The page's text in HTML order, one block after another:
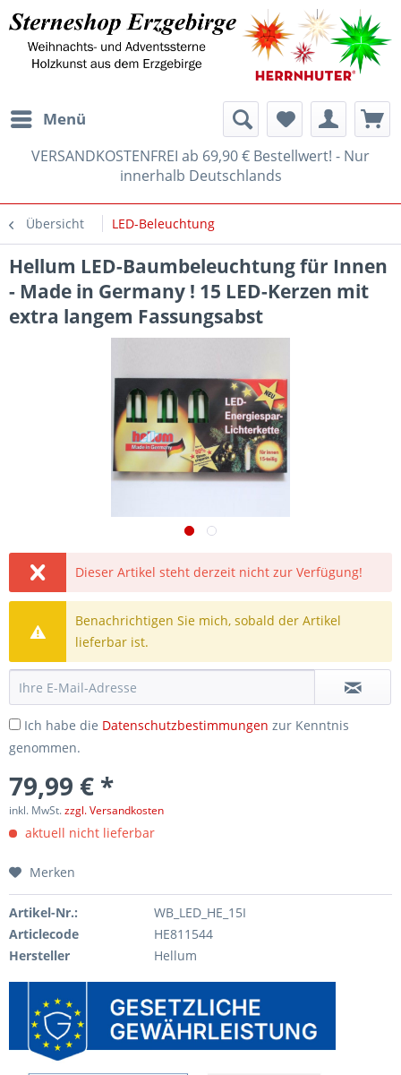
Menü
VERSANDKOSTENFREI ab 69,90 € Bestellwert! - Nur
innerhalb Deutschlands
Übersicht LED-Beleuchtung
Hellum LED-Baumbeleuchtung für Innen
- Made in Germany ! 15 LED-Kerzen mit
extra langem Fassungsabst
Dieser Artikel steht derzeit nicht zur Verfügung!
Benachrichtigen Sie mich, sobald der Artikel
lieferbar ist.
Ich habe die Datenschutzbestimmungen zur Kenntnis
genommen.
79,99 € *
inkl. MwSt.zzgl. Versandkosten
aktuell nicht lieferbar
Merken
Artikel-Nr.:
WB_LED_HE_15I
Articlecode
HE811544
Hersteller
Hellum